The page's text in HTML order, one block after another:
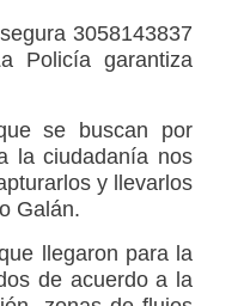
3058143837
Policía garantiza
se buscan por
la ciudadanía nos
y llevarlos
Galán.
llegaron para la
de acuerdo a la